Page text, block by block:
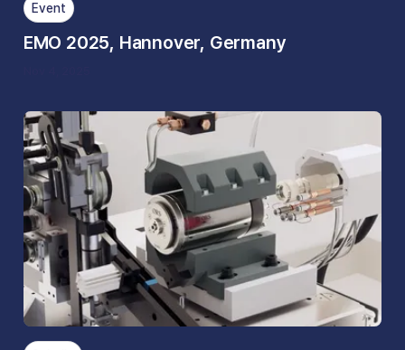
Event
EMO 2025, Hannover, Germany